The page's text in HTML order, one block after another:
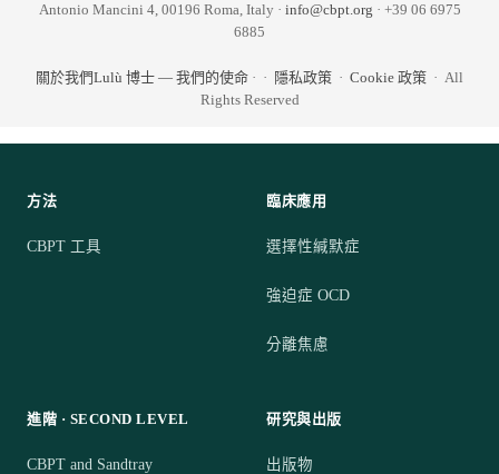
Antonio Mancini 4, 00196 Roma, Italy · info@cbpt.org · +39 06 6975
6885
關於我們Lulù 博士 — 我們的使命 · · 隱私政策 · Cookie 政策 · All
Rights Reserved
方法
CBPT 工具
臨床應用
選擇性緘默症
強迫症 OCD
分離焦慮
進階 · SECOND LEVEL
CBPT and Sandtray
研究與出版
出版物